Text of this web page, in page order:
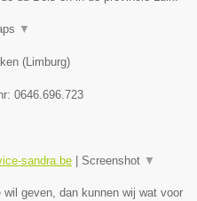
▼
(Limburg)
0646.696.723
sandra.be Screenshot ▼
wil geven, dan kunnen wij wat voor